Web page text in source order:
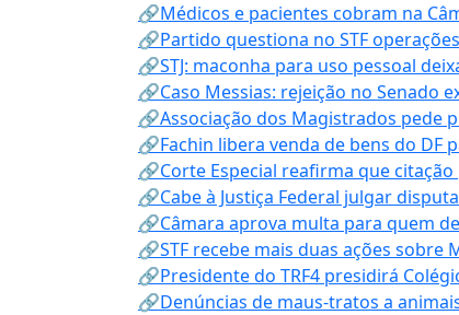
🔗Médicos e pacientes cobram na
🔗Partido questiona no STF
🔗STJ: maconha para uso pessoal
🔗Caso Messias: rejeição no Senado
🔗Associação dos Magistrados pede
🔗Fachin libera venda de bens do DF
🔗Corte Especial reafirma que
🔗Cabe à Justiça Federal julgar
🔗Câmara aprova multa para quem
🔗STF recebe mais duas ações sobre
🔗Presidente do TRF4 presidirá
🔗Denúncias de maus-tratos a